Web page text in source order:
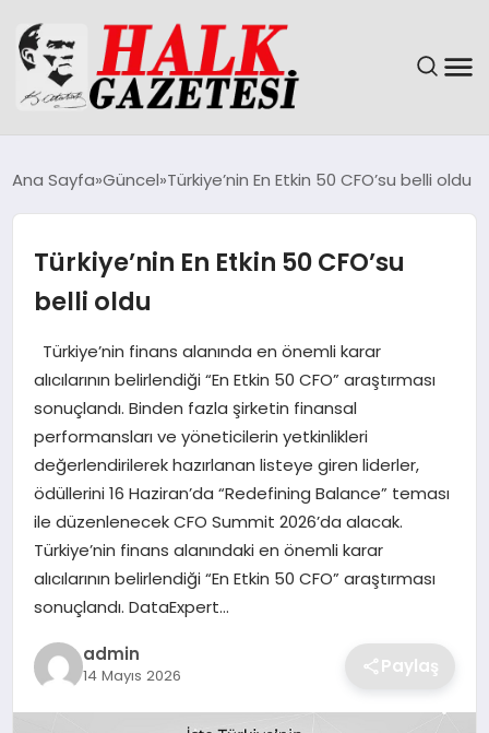
DÜNYA
EĞITIM
MAGAZIN
SAĞLIK
SIYASET
SPOR
TEKNOLOJI
YAŞAM
Ana Sayfa Güncel Türkiye’nin En Etkin 50 CFO’su belli oldu
Türkiye’nin En Etkin 50 CFO’su
belli oldu
Türkiye’nin finans alanında en önemli karar
alıcılarının belirlendiği “En Etkin 50 CFO” araştırması
sonuçlandı. Binden fazla şirketin finansal
performansları ve yöneticilerin yetkinlikleri
değerlendirilerek hazırlanan listeye giren liderler,
ödüllerini 16 Haziran’da “Redefining Balance” teması
ile düzenlenecek CFO Summit 2026’da alacak.
Türkiye’nin finans alanındaki en önemli karar
alıcılarının belirlendiği “En Etkin 50 CFO” araştırması
sonuçlandı. DataExpert…
admin
14 Mayıs 2026 Paylaş